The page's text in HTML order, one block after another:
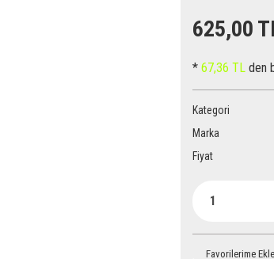
625,00
* 67,36 TL den
Kategori
Marka
Fiyat